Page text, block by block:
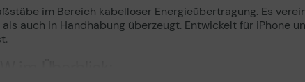
im Bereich kabelloser Energieübertragung. Es
auch in Handhabung überzeugt. Entwickelt für iPhone